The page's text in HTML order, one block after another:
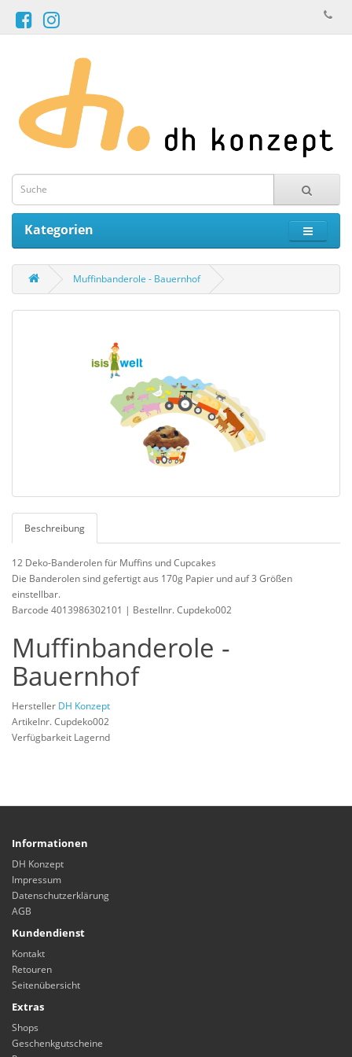
Kategorien
Muffinbanderole - Bauernhof
Beschreibung
12 Deko-Banderolen für Muffins und Cupcakes
Die Banderolen sind gefertigt aus 170g Papier und auf 3 Größen
einstellbar.
Barcode 4013986302101 | Bestellnr. Cupdeko002
Muffinbanderole -
Bauernhof
Hersteller DH Konzept
Artikelnr. Cupdeko002
Verfügbarkeit Lagernd
Informationen
DH Konzept
Impressum
Datenschutzerklärung
AGB
Kundendienst
Kontakt
Retouren
Seitenübersicht
Extras
Shops
Geschenkgutscheine